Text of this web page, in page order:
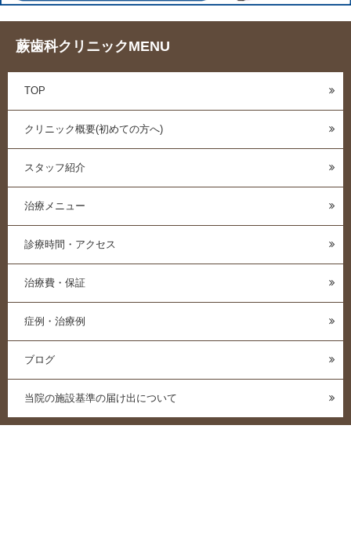
蕨歯科クリニックMENU
TOP
クリニック概要(初めての方へ)
スタッフ紹介
治療メニュー
診療時間・アクセス
治療費・保証
症例・治療例
ブログ
当院の施設基準の届け出について